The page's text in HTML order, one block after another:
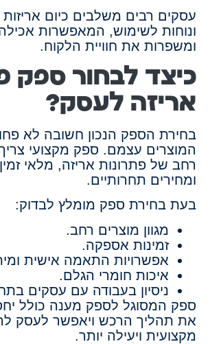
עסקים רבים משלבים כיום
ונוחות לשימוש, המאפשרות
ומשפרות את חוויית הלקוח.
כיצד לבחור ספק
אריזה לעסק?
בחירת הספק הנכון חשובה לא
המוצרים עצמם. ספק מקצועי צריך
רחב של פתרונות אריזה, מלאי
ומחירים תחרותיים.
בעת בחירת ספק מומלץ לבדוק:
מגוון מוצרים רחב.
זמינות אספקה.
אפשרויות התאמה אישית
איכות חומרי הגלם.
ניסיון בעבודה עם עסקים
ספק המסוגל לספק מענה כולל
את תהליך הרכש ויאפשר לעסק
מקצועית ויעילה יותר.